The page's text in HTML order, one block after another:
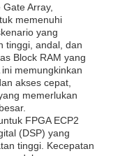
Array,
memenuhi
yang
tinggi, andal, dan
Block RAM yang
memungkinkan
akses cepat,
memerlukan
FPGA ECP2
(DSP) yang
tinggi. Kecepatan